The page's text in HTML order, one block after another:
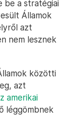
be a stratégiai
Államok
azt
nem lesznek
közötti
azt
amerikai
léggömbnek